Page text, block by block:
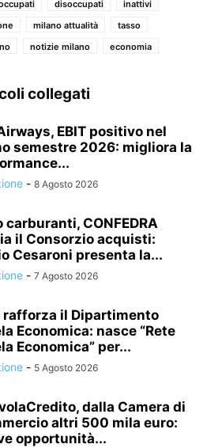
disoccupati
inattivi
milano attualità
tasso
notizie milano economia
collegati
EBIT positivo nel
semestre 2026: migliora la
- 8 Agosto 2026
carburanti, CONFEDRA
il Consorzio acquisti:
Cesaroni presenta la...
- 7 Agosto 2026
rafforza il Dipartimento
Economica: nasce “Rete
Economica” per...
- 5 Agosto 2026
dalla Camera di
altri 500 mila euro:
opportunità...